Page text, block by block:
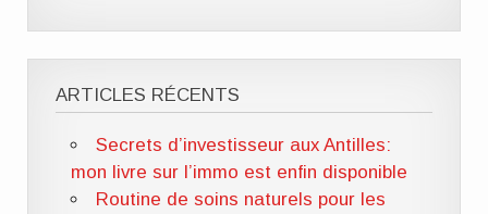
ARTICLES RÉCENTS
Secrets d’investisseur aux Antilles:
mon livre sur l’immo est enfin disponible
Routine de soins naturels pour les